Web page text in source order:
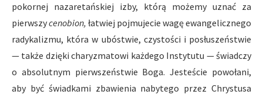
pokornej nazaretańskiej izby, którą możemy uznać za
pierwszycenobion, łatwiej pojmujecie wagę ewangelicznego
radykalizmu, która w ubóstwie, czystości i posłuszeństwie
— także dzięki charyzmatowi każdego Instytutu — świadczy
o absolutnym pierwszeństwie Boga. Jesteście powołani,
aby być świadkami zbawienia nabytego przez Chrystusa